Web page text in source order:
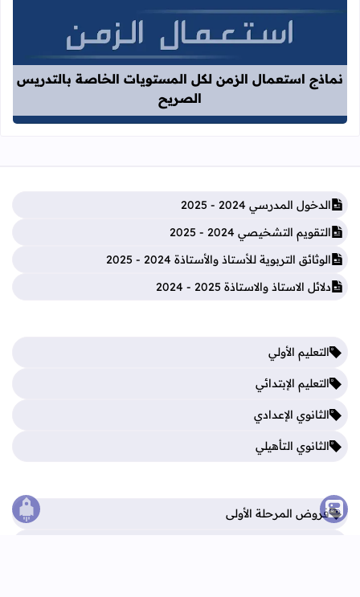
قراءة المزيد عن نماذج استعمال
نماذج استعمال الزمن لكل المستويات الخاصة بالتدريس
الصريح
الدخول المدرسي 2024 - 2025
التقويم التشخيصي 2024 - 2025
الوثائق التربوية للأستاذ والأستاذة 2024 - 2025
دلائل الاستاذ والاستاذة 2025 - 2024
التعليم الأولي
التعليم الإبتدائي
الثانوي الإعدادي
الثانوي التأهيلي
فروض المرحلة الأولى